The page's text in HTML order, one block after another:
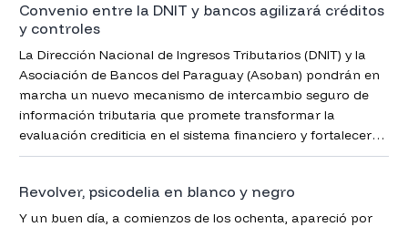
Convenio entre la DNIT y bancos agilizará créditos
y controles
La Dirección Nacional de Ingresos Tributarios (DNIT) y la
Asociación de Bancos del Paraguay (Asoban) pondrán en
marcha un nuevo mecanismo de intercambio seguro de
información tributaria que promete transformar la
evaluación crediticia en el sistema financiero y fortalecer
los controles fiscales mediante procesos completamente
Revolver, psicodelia en blanco y negro
Y un buen día, a comienzos de los ochenta, apareció por